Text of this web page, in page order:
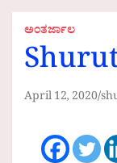
ಅಂತರ್ಜಾಲ
April 12, 2020